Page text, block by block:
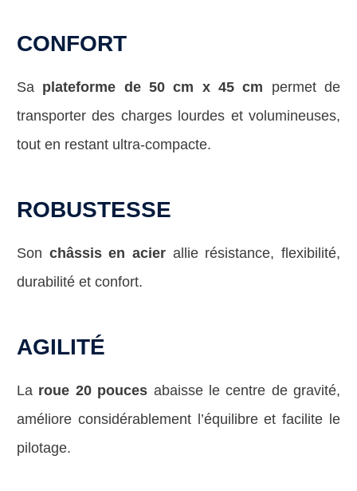
CONFORT
Sa plateforme de 50 cm x 45 cm permet de
transporter des charges lourdes et volumineuses,
tout en restant ultra-compacte.
ROBUSTESSE
Son châssis en acier allie résistance, flexibilité,
durabilité et confort.
AGILITÉ
La roue 20 pouces abaisse le centre de gravité,
améliore considérablement l’équilibre et facilite le
pilotage.